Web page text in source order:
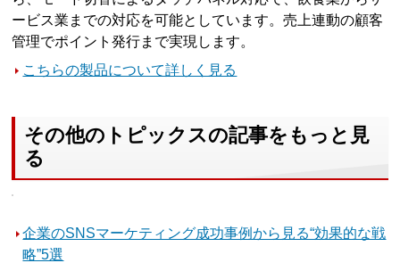
ービス業までの対応を可能としています。売上連動の顧客
管理でポイント発行まで実現します。
こちらの製品について詳しく見る
その他のトピックスの記事をもっと見
る
企業のSNSマーケティング成功事例から見る“効果的な戦
略”5選